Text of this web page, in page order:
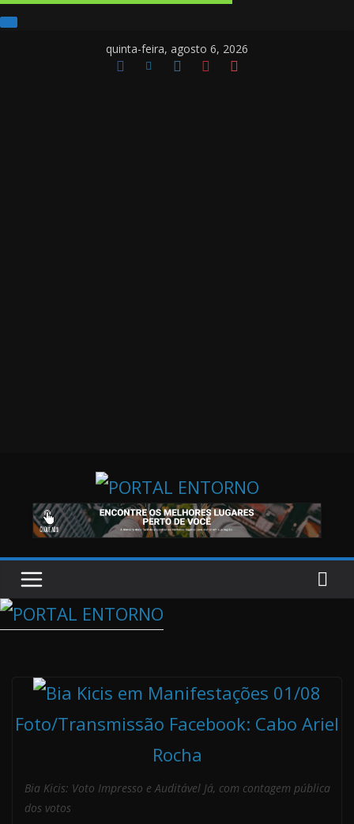
quinta-feira, agosto 6, 2026
Foto/Transmissão Facebook: Cabo Ariel
Rocha
Bia Kicis: Voto Impresso e Auditável Já, com contagem pública
dos votos